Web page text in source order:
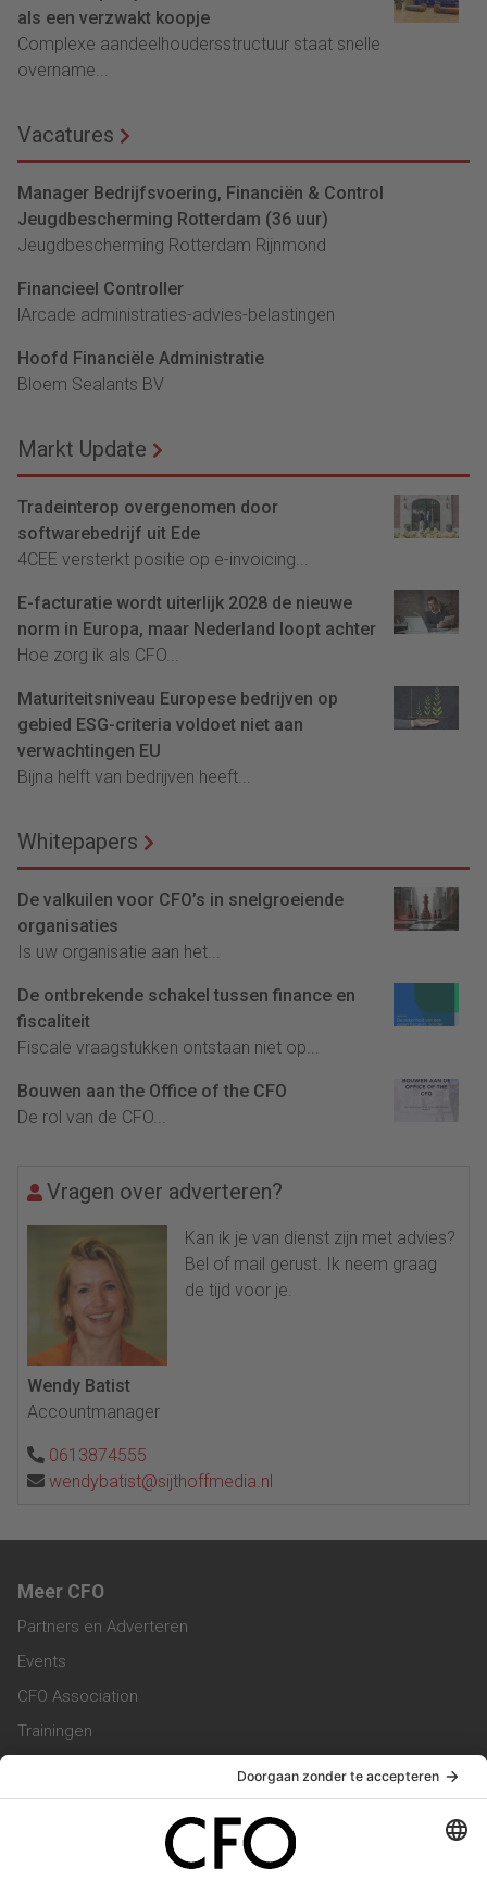
als een verzwakt koopje
Complexe aandeelhoudersstructuur staat snelle
overname...
Vacatures
Manager Bedrijfsvoering, Financiën & Control
Jeugdbescherming Rotterdam (36 uur)
Jeugdbescherming Rotterdam Rijnmond
Financieel Controller
lArcade administraties-advies-belastingen
Hoofd Financiële Administratie
Bloem Sealants BV
Markt Update
Tradeinterop overgenomen door
softwarebedrijf uit Ede
4CEE versterkt positie op e-invoicing...
E-facturatie wordt uiterlijk 2028 de nieuwe
norm in Europa, maar Nederland loopt achter
Hoe zorg ik als CFO...
Maturiteitsniveau Europese bedrijven op
gebied ESG-criteria voldoet niet aan
verwachtingen EU
Bijna helft van bedrijven heeft...
Whitepapers
De valkuilen voor CFO’s in snelgroeiende
organisaties
Is uw organisatie aan het...
De ontbrekende schakel tussen finance en
fiscaliteit
Fiscale vraagstukken ontstaan niet op...
Bouwen aan the Office of the CFO
De rol van de CFO...
Vragen over adverteren?
Kan ik je van dienst zijn met advies?
Bel of mail gerust. Ik neem graag
de tijd voor je.
Wendy Batist
Accountmanager
0613874555
wendybatist@sijthoffmedia.nl
Meer CFO
Partners en Adverteren
Events
CFO Association
Trainingen
Vacatures
Service & Contact